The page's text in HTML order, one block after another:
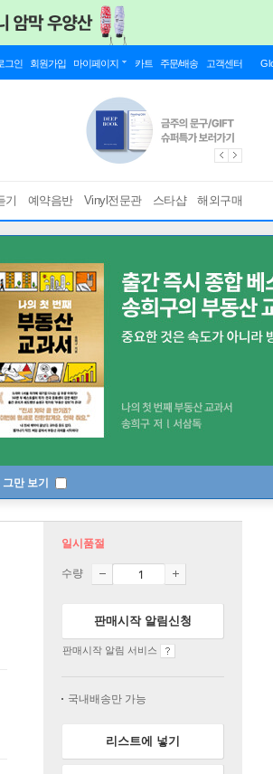
그인 회원가입 마이페이지 카트 주문/배송 고객센터
기 예약음반 Vinyl전문관 스타샵 해외구매
그만 보기
협주곡 - 요한나 마르치
일시품절
수량
판매시작 알림신청
판매시작 알림 서비스
국내배송만 가능
리스트에 넣기